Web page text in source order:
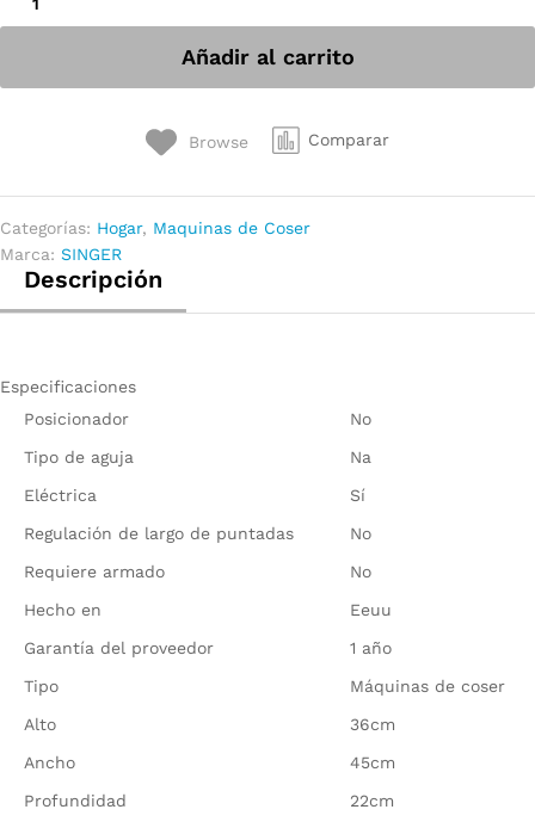
Añadir al carrito
Browse Comparar
Categorías: Hogar, Maquinas de Coser
Marca: SINGER
Descripción
Especificaciones
Posicionador
No
Tipo de aguja
Na
Eléctrica
Sí
Regulación de largo de puntadas
No
Requiere armado
No
Hecho en
Eeuu
Garantía del proveedor
1 año
Tipo
Máquinas de coser
Alto
36cm
Ancho
45cm
Profundidad
22cm